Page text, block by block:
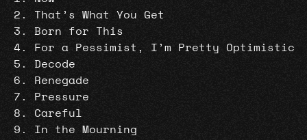
That’s What You Get
Born for This
For a Pessimist, I’m Pretty Optimistic
Decode
Renegade
Pressure
Careful
In the Mourning